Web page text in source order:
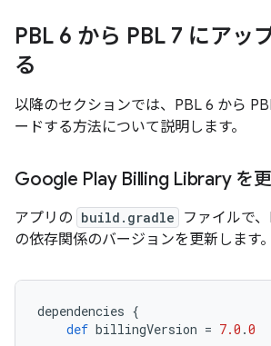
PBL 6 から PBL 7 にアッ
る
以降のセクションでは、PBL 6 から
ードする方法について説明します。
Google Play Billing Library を
アプリの build.gradle
ファイルで
の依存関係のバージョンを更新します。
dependencies {
def billingVersion = 7.0 .0